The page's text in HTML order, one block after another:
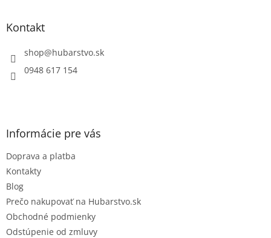
Kontakt
shop@hubarstvo.sk
0948 617 154
Informácie pre vás
Doprava a platba
Kontakty
Blog
Prečo nakupovať na Hubarstvo.sk
Obchodné podmienky
Odstúpenie od zmluvy